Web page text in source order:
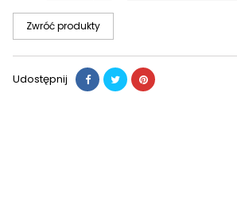
Zwróć produkty
Udostępnij